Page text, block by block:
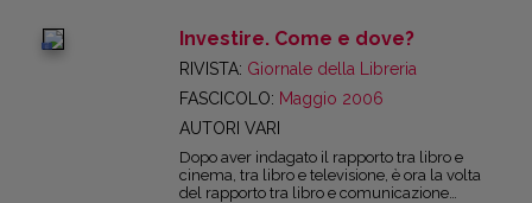
Investire. Come e dove?
RIVISTA: Giornale della Libreria
FASCICOLO: Maggio 2006
AUTORI VARI
Dopo aver indagato il rapporto tra libro e
cinema, tra libro e televisione, è ora la volta
del rapporto tra libro e comunicazione